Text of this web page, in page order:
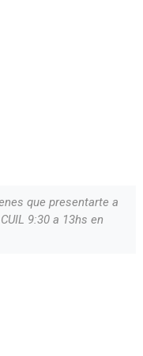
que presentarte a
9:30 a 13hs en